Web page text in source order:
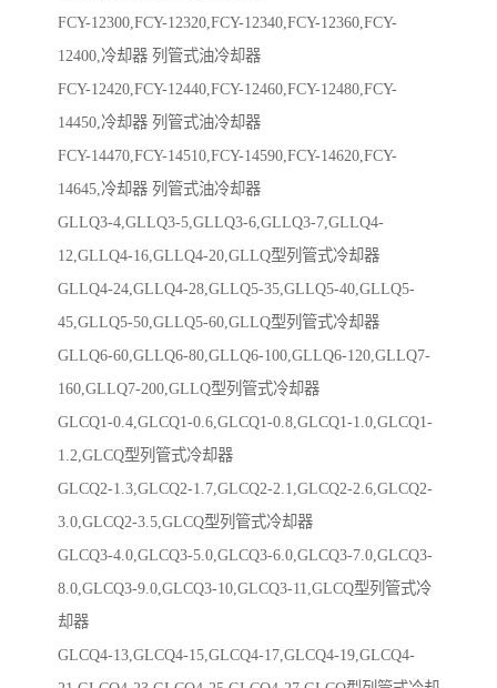
FCY-12300,FCY-12320,FCY-12340,FCY-12360,FCY-
12400,冷却器 列管式油冷却器
FCY-12420,FCY-12440,FCY-12460,FCY-12480,FCY-
14450,冷却器 列管式油冷却器
FCY-14470,FCY-14510,FCY-14590,FCY-14620,FCY-
14645,冷却器 列管式油冷却器
GLLQ3-4,GLLQ3-5,GLLQ3-6,GLLQ3-7,GLLQ4-
12,GLLQ4-16,GLLQ4-20,GLLQ型列管式冷却器
GLLQ4-24,GLLQ4-28,GLLQ5-35,GLLQ5-40,GLLQ5-
45,GLLQ5-50,GLLQ5-60,GLLQ型列管式冷却器
GLLQ6-60,GLLQ6-80,GLLQ6-100,GLLQ6-120,GLLQ7-
160,GLLQ7-200,GLLQ型列管式冷却器
GLCQ1-0.4,GLCQ1-0.6,GLCQ1-0.8,GLCQ1-1.0,GLCQ1-
1.2,GLCQ型列管式冷却器
GLCQ2-1.3,GLCQ2-1.7,GLCQ2-2.1,GLCQ2-2.6,GLCQ2-
3.0,GLCQ2-3.5,GLCQ型列管式冷却器
GLCQ3-4.0,GLCQ3-5.0,GLCQ3-6.0,GLCQ3-7.0,GLCQ3-
8.0,GLCQ3-9.0,GLCQ3-10,GLCQ3-11,GLCQ型列管式冷
却器
GLCQ4-13,GLCQ4-15,GLCQ4-17,GLCQ4-19,GLCQ4-